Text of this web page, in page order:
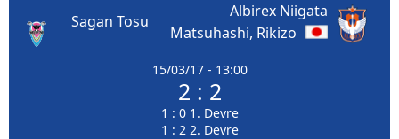
Sagan Tosu
15/03/17 - 13:00
2 : 2
1 : 0 1. Devre
1 : 2 2. Devre
Albirex Niigata
Matsuhashi, Rikizo